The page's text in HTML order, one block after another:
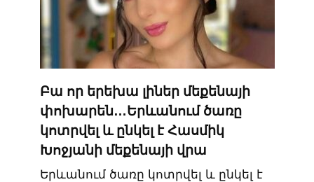
Բա որ երեխա լիներ մեքենայի
փոխարեն…Երևանում ծառը
կոտրվել և ընկել է Հասմիկ
Խոջյանի մեքենայի վրա
Երևանում ծառը կոտրվել և ընկել է